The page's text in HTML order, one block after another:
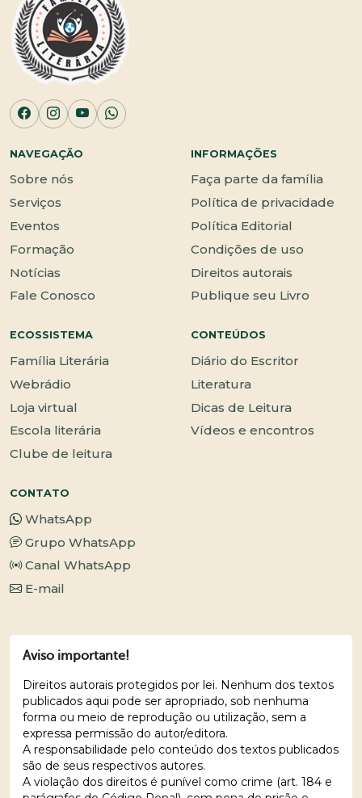
NAVEGAÇÃO
Sobre nós
Serviços
Eventos
Formação
Notícias
Fale Conosco
INFORMAÇÕES
Faça parte da família
Política de privacidade
Política Editorial
Condições de uso
Direitos autorais
Publique seu Livro
ECOSSISTEMA
Família Literária
Webrádio
Loja virtual
Escola literária
Clube de leitura
CONTEÚDOS
Diário do Escritor
Literatura
Dicas de Leitura
Vídeos e encontros
CONTATO
WhatsApp
Grupo WhatsApp
Canal WhatsApp
E-mail
Aviso importante!
Direitos autorais protegidos por lei. Nenhum dos textos
publicados aqui pode ser apropriado, sob nenhuma
forma ou meio de reprodução ou utilização, sem a
expressa permissão do autor/editora.
A responsabilidade pelo conteúdo dos textos publicados
são de seus respectivos autores.
A violação dos direitos é punível como crime (art. 184 e